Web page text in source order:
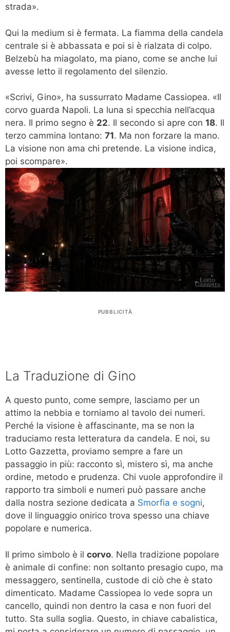
strada».
Qui la medium si è fermata. La fiamma della candela
centrale si è abbassata e poi si è rialzata di colpo.
Belzebù ha miagolato, ma piano, come se anche lui
avesse letto il regolamento del silenzio.
«Scrivi, Gino», ha sussurrato Madame Cassiopea. «Il
corvo guarda Napoli. La luna si specchia nell’acqua
nera. Il primo segno è 22. Il secondo si apre con 18. Il
terzo cammina lontano: 71. Ma non forzare la mano.
La visione non ama chi pretende. La visione indica,
poi scompare».
PUBBLICITÀ
La Traduzione di Gino
A questo punto, come sempre, lasciamo per un
attimo la nebbia e torniamo al tavolo dei numeri.
Perché la visione è affascinante, ma se non la
traduciamo resta letteratura da candela. E noi, su
Lotto Gazzetta, proviamo sempre a fare un
passaggio in più: racconto sì, mistero sì, ma anche
ordine, metodo e prudenza. Chi vuole approfondire il
rapporto tra simboli e numeri può passare anche
dalla nostra sezione dedicata a Smorfia e sogni,
dove il linguaggio onirico trova spesso una chiave
popolare e numerica.
Il primo simbolo è il corvo. Nella tradizione popolare
è animale di confine: non soltanto presagio cupo, ma
messaggero, sentinella, custode di ciò che è stato
dimenticato. Madame Cassiopea lo vede sopra un
cancello, quindi non dentro la casa e non fuori del
tutto. Sta sulla soglia. Questo, in chiave cabalistica,